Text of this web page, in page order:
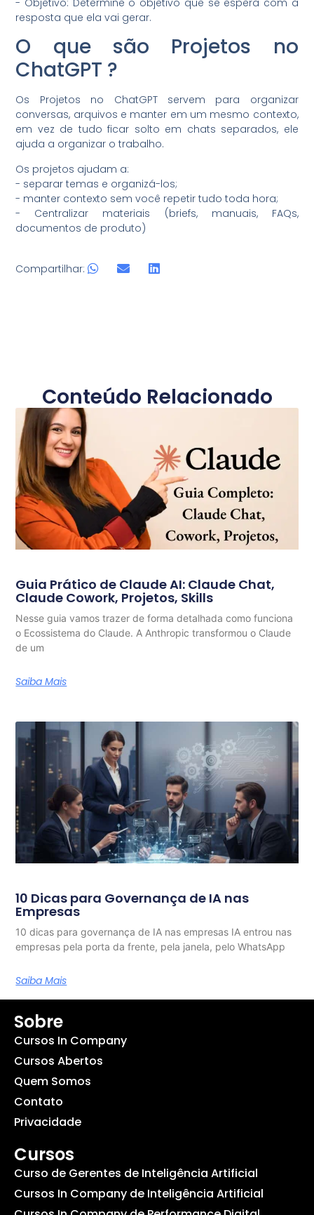
- Objetivo: Determine o objetivo que se espera com a
resposta que ela vai gerar.
O que são Projetos no
ChatGPT ?
Os Projetos no ChatGPT servem para organizar
conversas, arquivos e manter em um mesmo contexto,
em vez de tudo ficar solto em chats separados, ele
ajuda a organizar o trabalho.
Os projetos ajudam a:
- separar temas e organizá-los;
- manter contexto sem você repetir tudo toda hora;
- Centralizar materiais (briefs, manuais, FAQs,
documentos de produto)
Compartilhar:
Conteúdo Relacionado
Guia Prático de Claude AI: Claude Chat,
Claude Cowork, Projetos, Skills
Nesse guia vamos trazer de forma detalhada como funciona
o Ecossistema do Claude. A Anthropic transformou o Claude
de um
Saiba Mais
10 Dicas para Governança de IA nas
Empresas
10 dicas para governança de IA nas empresas IA entrou nas
empresas pela porta da frente, pela janela, pelo WhatsApp
Saiba Mais
Sobre
Cursos In Company
Cursos Abertos
Quem Somos
Contato
Privacidade
Cursos
Curso de Gerentes de Inteligência Artificial
Cursos In Company de Inteligência Artificial